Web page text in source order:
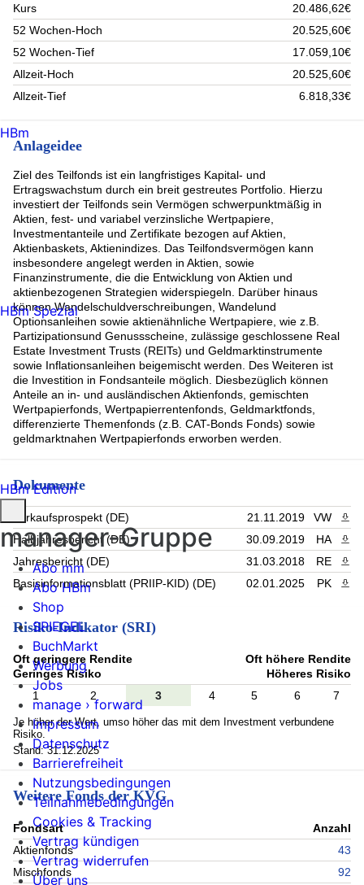
Kurs
20.486,62€
52 Wochen-Hoch
20.525,60€
52 Wochen-Tief
17.059,10€
Allzeit-Hoch
20.525,60€
Allzeit-Tief
6.818,33€
Anlageidee
Ziel des Teilfonds ist ein langfristiges Kapital- und
Ertragswachstum durch ein breit gestreutes Portfolio. Hierzu
investiert der Teilfonds sein Vermögen schwerpunktmäßig in
Aktien, fest- und variabel verzinsliche Wertpapiere,
Investmentanteile und Zertifikate bezogen auf Aktien,
Aktienbaskets, Aktienindizes. Das Teilfondsvermögen kann
insbesondere angelegt werden in Aktien, sowie
Finanzinstrumente, die die Entwicklung von Aktien und
aktienbezogenen Strategien widerspiegeln. Darüber hinaus
können Wandelschuldverschreibungen, Wandelund
Optionsanleihen sowie aktienähnliche Wertpapiere, wie z.B.
Partizipationsund Genussscheine, zulässige geschlossene Real
Estate Investment Trusts (REITs) und Geldmarktinstrumente
sowie Inflationsanleihen beigemischt werden. Des Weiteren ist
die Investition in Fondsanteile möglich. Diesbezüglich können
Anteile an in- und ausländischen Aktienfonds, gemischten
Wertpapierfonds, Wertpapierrentenfonds, Geldmarktfonds,
differenzierte Themenfonds (z.B. CAT-Bonds Fonds) sowie
geldmarktnahen Wertpapierfonds erworben werden.
Dokumente
Verkaufsprospekt (DE) 21.11.2019 VW
Halbjahresbericht (DE)
30.09.2019 HA
Jahresbericht (DE)
31.03.2018 RE
Basisinformationsblatt (PRIIP-KID) (DE)
02.01.2025 PK
Risiko-Indikator (SRI)
Oft geringere Rendite
Geringes Risiko
Oft höhere Rendite
Höheres Risiko
1
2 3 4 5 6 7
Je höher der Wert, umso höher das mit dem Investment verbundene
Risiko.
Stand: 31.12.2025
Weitere Fonds der KVG
Fondsart
Anzahl
Aktienfonds
43
Mischfonds
92
HBm
HBm Spezial
HBm Edition
manager-Gruppe
Abo mm
Abo HBm
Shop
SPIEGEL
BuchMarkt
Werbung
Jobs
manage › forward
Impressum
Datenschutz
Barrierefreiheit
Nutzungsbedingungen
Teilnahmebedingungen
Cookies & Tracking
Vertrag kündigen
Vertrag widerrufen
Über uns